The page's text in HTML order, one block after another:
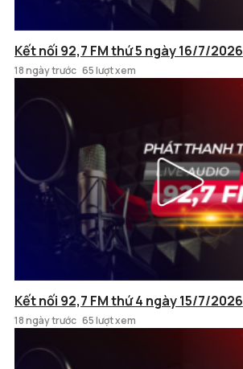
Kết nối 92,7 FM thứ 5 ngày 16/7/2026
18 ngày trước 65 lượt xem
Kết nối 92,7 FM thứ 4 ngày 15/7/2026
18 ngày trước 65 lượt xem